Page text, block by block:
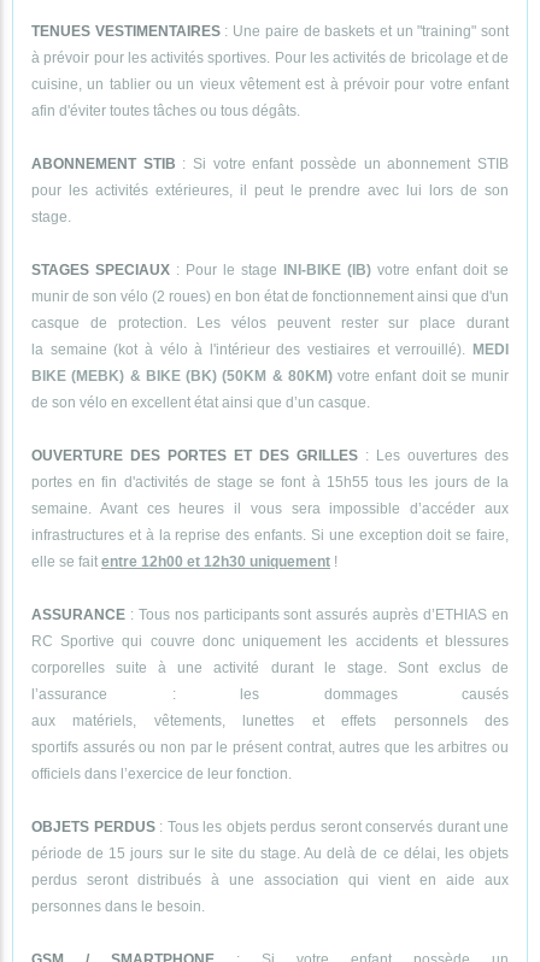
TENUES VESTIMENTAIRES: Une paire de baskets et un "training" sont
à prévoir pour les activités sportives. Pour les activités de bricolage et de
cuisine, un tablier ou un vieux vêtement est à prévoir pour votre enfant
afin d'éviter toutes tâches ou tous dégâts.
ABONNEMENT STIB : Si votre enfant possède un abonnement STIB
pour les activités extérieures, il peut le prendre avec lui lors de son
stage.
STAGES SPECIAUX : Pour le stage INI-BIKE (IB) votre enfant doit se
munir de son vélo (2 roues) en bon état de fonctionnement ainsi que d'un
casque de protection. Les vélos peuvent rester sur place durant
la semaine (kot à vélo à l'intérieur des vestiaires et verrouillé). MEDI
BIKE (MEBK) & BIKE (BK) (50KM & 80KM) votre enfant doit se munir
de son vélo en excellent état ainsi que d’un casque.
OUVERTURE DES PORTES ET DES GRILLES : Les ouvertures des
portes en fin d'activités de stage se font à 15h55 tous les jours de la
semaine. Avant ces heures il vous sera impossible d’accéder aux
infrastructures et à la reprise des enfants. Si une exception doit se faire,
elle se fait entre 12h00 et 12h30 uniquement !
ASSURANCE : Tous nos participants sont assurés auprès d’ETHIAS en
RC Sportive qui couvre donc uniquement les accidents et blessures
corporelles suite à une activité durant le stage. Sont exclus de
l’assurance : les dommages causés
aux matériels, vêtements, lunettes et effets personnels des
sportifs assurés ou non par le présent contrat, autres que les arbitres ou
officiels dans l’exercice de leur fonction.
OBJETS PERDUS: Tous les objets perdus seront conservés durant une
période de 15 jours sur le site du stage. Au delà de ce délai, les objets
perdus seront distribués à une association qui vient en aide aux
personnes dans le besoin.